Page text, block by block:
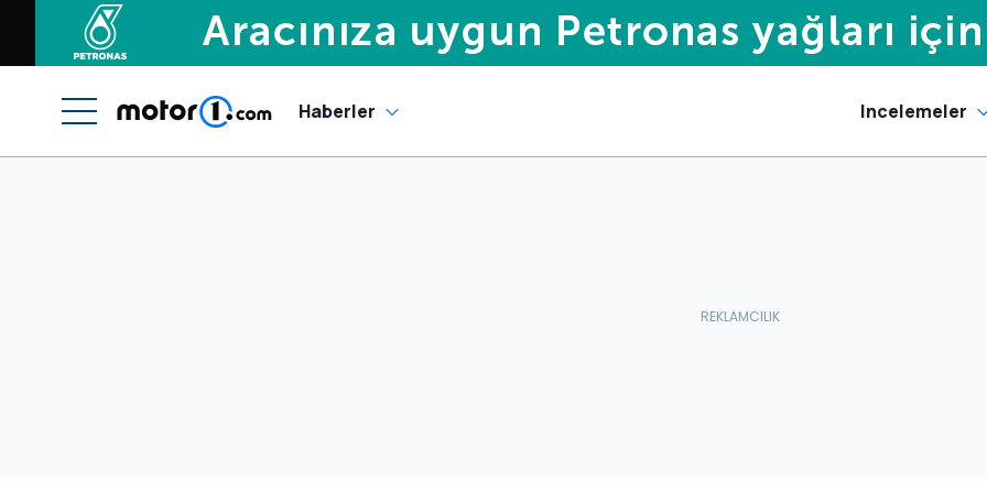
Haberler Incelemeler